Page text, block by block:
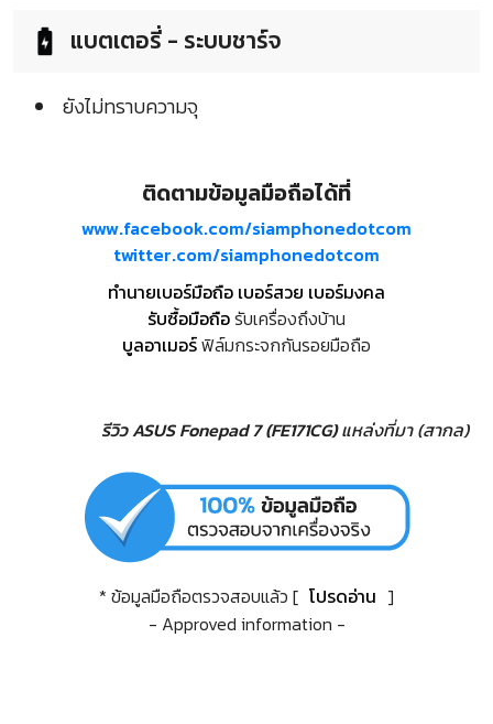
แบตเตอรี่ - ระบบชาร์จ
ยังไม่ทราบความจุ
ติดตามข้อมูลมือถือได้ที่
www.facebook.com/siamphonedotcom
twitter.com/siamphonedotcom
ทำนายเบอร์มือถือ เบอร์สวย เบอร์มงคล
รับซื้อมือถือรับเครื่องถึงบ้าน
บูลอาเมอร์ฟิล์มกระจกกันรอยมือถือ
รีวิว ASUS Fonepad 7 (FE171CG) แหล่งที่มา (สากล)
* ข้อมูลมือถือตรวจสอบแล้ว [ โปรดอ่าน ]
- Approved information -